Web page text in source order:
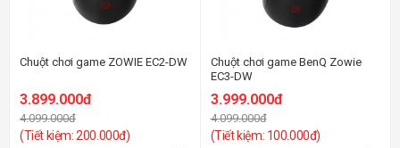
Chuột chơi game ZOWIE EC2-DW
3.899.000đ
4.099.000đ
(Tiết kiệm: 200.000đ)
Chuột chơi game BenQ Zowie
EC3-DW
3.999.000đ
4.099.000đ
(Tiết kiệm: 100.000đ)